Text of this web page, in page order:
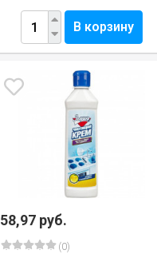
В корзину
58,97 руб.
(0)